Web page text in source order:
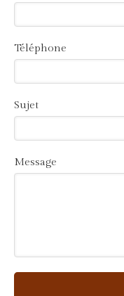
Téléphone
Sujet
Message